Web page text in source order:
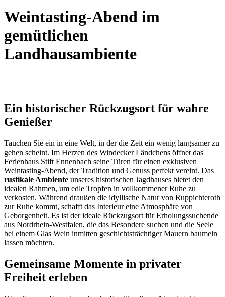
Weintasting-Abend im
gemütlichen
Landhausambiente
Ein historischer Rückzugsort für wahre
Genießer
Tauchen Sie ein in eine Welt, in der die Zeit ein wenig langsamer zu
gehen scheint. Im Herzen des Windecker Ländchens öffnet das
Ferienhaus Stift Ennenbach seine Türen für einen exklusiven
Weintasting-Abend, der Tradition und Genuss perfekt vereint. Das
rustikale Ambiente unseres historischen Jagdhauses bietet den
idealen Rahmen, um edle Tropfen in vollkommener Ruhe zu
verkosten. Während draußen die idyllische Natur von Ruppichteroth
zur Ruhe kommt, schafft das Interieur eine Atmosphäre von
Geborgenheit. Es ist der ideale Rückzugsort für Erholungssuchende
aus Nordrhein-Westfalen, die das Besondere suchen und die Seele
bei einem Glas Wein inmitten geschichtsträchtiger Mauern baumeln
lassen möchten.
Gemeinsame Momente in privater
Freiheit erleben